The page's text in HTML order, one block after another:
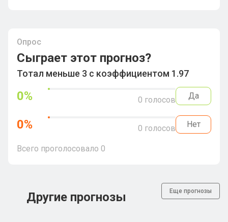
Опрос
Сыграет этот прогноз?
Тотал меньше 3 с коэффициентом 1.97
0% 0 голосов Да
0% 0 голосов Нет
Всего проголосовало 0
Другие прогнозы Еще прогнозы